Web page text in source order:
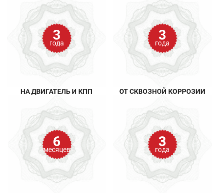
3
года
НА ДВИГАТЕЛЬ И КПП
3
года
ОТ СКВОЗНОЙ КОРРОЗИИ
6
месяцев 3
года